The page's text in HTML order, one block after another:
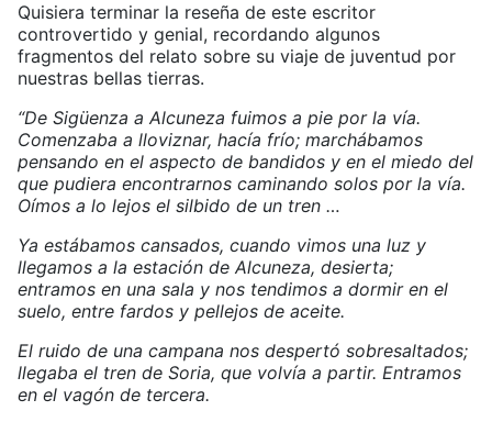
Quisiera terminar la reseña de este escritor
controvertido y genial, recordando algunos
fragmentos del relato sobre su viaje de juventud por
nuestras bellas tierras.
“De Sigüenza a Alcuneza fuimos a pie por la vía.
Comenzaba a lloviznar, hacía frío; marchábamos
pensando en el aspecto de bandidos y en el miedo del
que pudiera encontrarnos caminando solos por la vía.
Oímos a lo lejos el silbido de un tren …
Ya estábamos cansados, cuando vimos una luz y
llegamos a la estación de Alcuneza, desierta;
entramos en una sala y nos tendimos a dormir en el
suelo, entre fardos y pellejos de aceite.
El ruido de una campana nos despertó sobresaltados;
llegaba el tren de Soria, que volvía a partir. Entramos
en el vagón de tercera.